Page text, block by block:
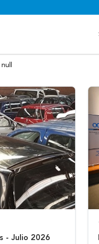
null
- Julio 2026